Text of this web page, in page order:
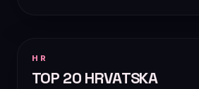
HR
TOP 20 HRVATSKA